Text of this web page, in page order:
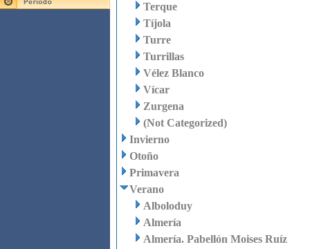
Terque
Tíjola
Turre
Turrillas
Vélez Blanco
Vícar
Zurgena
(Not Categorized)
Invierno
Otoño
Primavera
Verano
Alboloduy
Almería
Almería. Pabellón Moises Ruíz